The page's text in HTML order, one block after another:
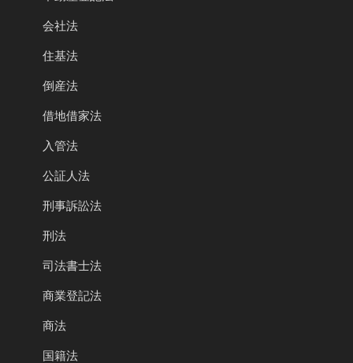
会社法
住基法
倒産法
借地借家法
入管法
公証人法
刑事訴訟法
刑法
司法書士法
商業登記法
商法
国籍法